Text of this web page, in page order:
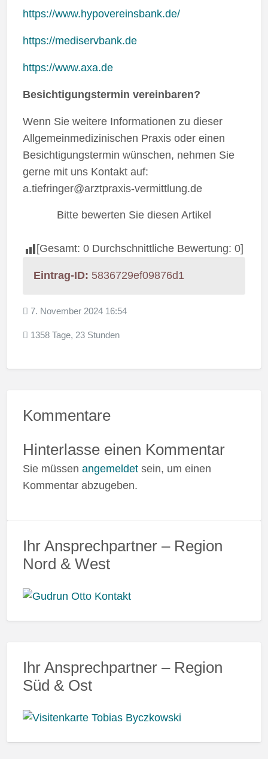
https://www.hypovereinsbank.de/
https://mediservbank.de
https://www.axa.de
Besichtigungstermin vereinbaren?
Wenn Sie weitere Informationen zu dieser
Allgemeinmedizinischen Praxis oder einen
Besichtigungstermin wünschen, nehmen Sie
gerne mit uns Kontakt auf:
a.tiefringer@arztpraxis-vermittlung.de
Bitte bewerten Sie diesen Artikel
[Gesamt: 0 Durchschnittliche Bewertung: 0]
Eintrag-ID: 5836729ef09876d1
7. November 2024 16:54
1358 Tage, 23 Stunden
Kommentare
Hinterlasse einen Kommentar
Sie müssen angemeldetsein, um einen
Kommentar abzugeben.
Ihr Ansprechpartner – Region
Nord & West
Ihr Ansprechpartner – Region
Süd & Ost